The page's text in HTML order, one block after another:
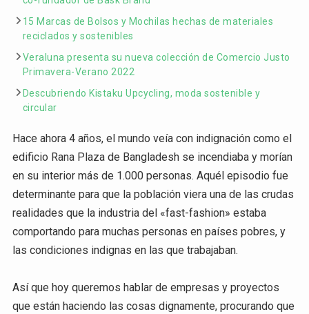
15 Marcas de Bolsos y Mochilas hechas de materiales
reciclados y sostenibles
Veraluna presenta su nueva colección de Comercio Justo
Primavera-Verano 2022
Descubriendo Kistaku Upcycling, moda sostenible y
circular
Hace ahora 4 años, el mundo veía con indignación como el
edificio Rana Plaza de Bangladesh se incendiaba y morían
en su interior más de 1.000 personas. Aquél episodio fue
determinante para que la población viera una de las crudas
realidades que la industria del «fast-fashion» estaba
comportando para muchas personas en países pobres, y
las condiciones indignas en las que trabajaban.
Así que hoy queremos hablar de empresas y proyectos
que están haciendo las cosas dignamente, procurando que